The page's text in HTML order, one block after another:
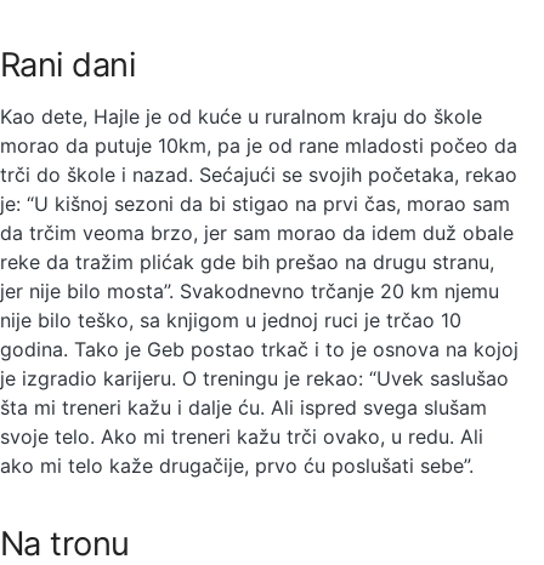
Rani dani
Kao dete, Hajle je od kuće u ruralnom kraju do škole
morao da putuje 10km, pa je od rane mladosti počeo da
trči do škole i nazad. Sećajući se svojih početaka, rekao
je: “U kišnoj sezoni da bi stigao na prvi čas, morao sam
da trčim veoma brzo, jer sam morao da idem duž obale
reke da tražim plićak gde bih prešao na drugu stranu,
jer nije bilo mosta”. Svakodnevno trčanje 20 km njemu
nije bilo teško, sa knjigom u jednoj ruci je trčao 10
godina. Tako je Geb postao trkač i to je osnova na kojoj
je izgradio karijeru. O treningu je rekao: “Uvek saslušao
šta mi treneri kažu i dalje ću. Ali ispred svega slušam
svoje telo. Ako mi treneri kažu trči ovako, u redu. Ali
ako mi telo kaže drugačije, prvo ću poslušati sebe”.
Na tronu